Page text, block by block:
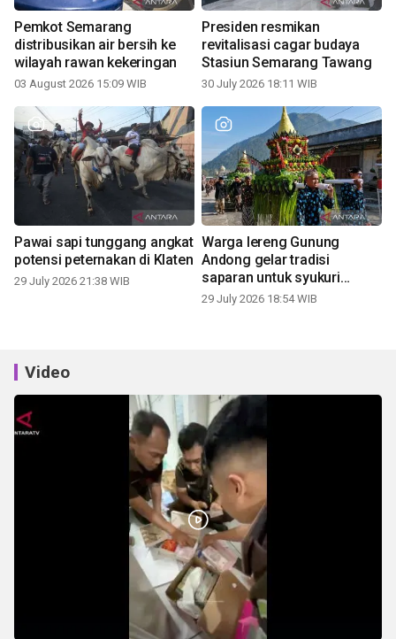
Pemkot Semarang
distribusikan air bersih ke
wilayah rawan kekeringan
03 August 2026 15:09 WIB
Presiden resmikan
revitalisasi cagar budaya
Stasiun Semarang Tawang
30 July 2026 18:11 WIB
Pawai sapi tunggang angkat
potensi peternakan di Klaten
29 July 2026 21:38 WIB
Warga lereng Gunung
Andong gelar tradisi
saparan untuk syukuri
panen
29 July 2026 18:54 WIB
Video